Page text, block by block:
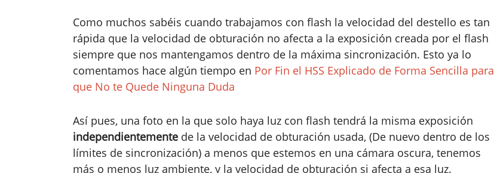
Como muchos sabéis cuando trabajamos con flash la velocidad del destello es tan
rápida que la velocidad de obturación no afecta a la exposición creada por el flash
siempre que nos mantengamos dentro de la máxima sincronización. Esto ya lo
comentamos hace algún tiempo en Por Fin el HSS Explicado de Forma Sencilla para
que No te Quede Ninguna Duda
Así pues, una foto en la que solo haya luz con flash tendrá la misma exposición
independientemente de la velocidad de obturación usada, (De nuevo dentro de los
límites de sincronización) a menos que estemos en una cámara oscura, tenemos
más o menos luz ambiente, y la velocidad de obturación si afecta a esa luz.